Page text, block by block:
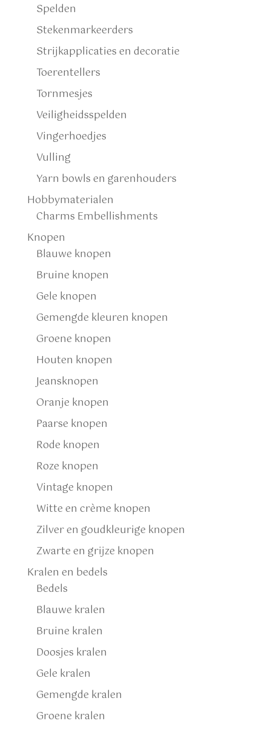
Spelden
Stekenmarkeerders
Strijkapplicaties en decoratie
Toerentellers
Tornmesjes
Veiligheidsspelden
Vingerhoedjes
Vulling
Yarn bowls en garenhouders
Hobbymaterialen
Charms Embellishments
Knopen
Blauwe knopen
Bruine knopen
Gele knopen
Gemengde kleuren knopen
Groene knopen
Houten knopen
Jeansknopen
Oranje knopen
Paarse knopen
Rode knopen
Roze knopen
Vintage knopen
Witte en crème knopen
Zilver en goudkleurige knopen
Zwarte en grijze knopen
Kralen en bedels
Bedels
Blauwe kralen
Bruine kralen
Doosjes kralen
Gele kralen
Gemengde kralen
Groene kralen